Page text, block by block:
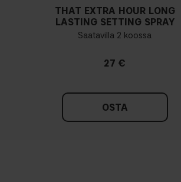
THAT EXTRA HOUR LONG
LASTING SETTING SPRAY
Saatavilla 2 koossa
27 €
OSTA